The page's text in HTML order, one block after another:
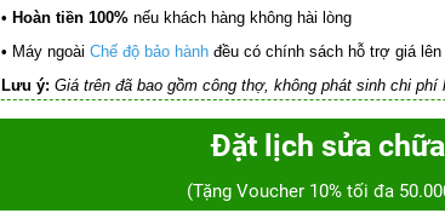
• Hoàn tiền 100% nếu khách hàng không hài lòng
• Máy ngoài Chế độ bảo hành đều có chính sách hỗ trợ giá lên
Lưu ý: Giá trên đã bao gồm công thợ, không phát sinh chi phí
Đặt lịch sửa chữa
(Tặng Voucher 10% tối đa